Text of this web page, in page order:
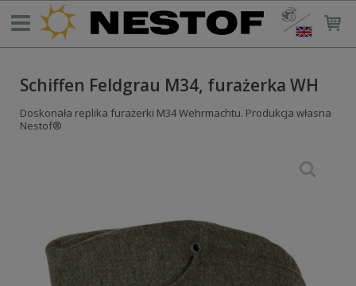
Schiffen Feldgrau M34, furażerka WH
Doskonała replika furażerki M34 Wehrmachtu. Produkcja własna
Nestof®